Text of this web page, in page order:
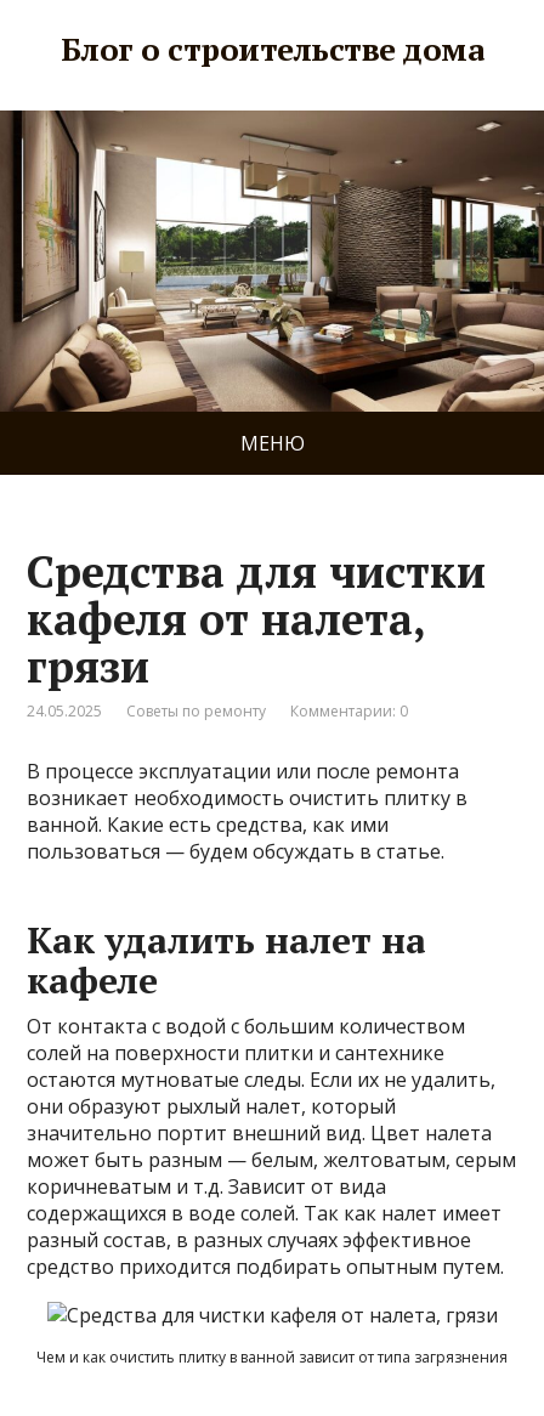
Блог о строительстве дома
МЕНЮ
Средства для чистки
кафеля от налета,
грязи
24.05.2025 Советы по ремонту Комментарии: 0
В процессе эксплуатации или после ремонта
возникает необходимость очистить плитку в
ванной. Какие есть средства, как ими
пользоваться — будем обсуждать в статье.
Как удалить налет на
кафеле
От контакта с водой с большим количеством
солей на поверхности плитки и сантехнике
остаются мутноватые следы. Если их не удалить,
они образуют рыхлый налет, который
значительно портит внешний вид. Цвет налета
может быть разным — белым, желтоватым, серым
коричневатым и т.д. Зависит от вида
содержащихся в воде солей. Так как налет имеет
разный состав, в разных случаях эффективное
средство приходится подбирать опытным путем.
Чем и как очистить плитку в ванной зависит от типа загрязнения